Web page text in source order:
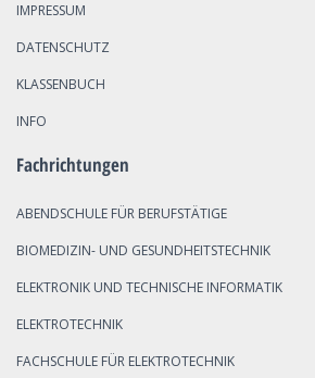
IMPRESSUM
DATENSCHUTZ
KLASSENBUCH
INFO
Fachrichtungen
ABENDSCHULE FÜR BERUFSTÄTIGE
BIOMEDIZIN- UND GESUNDHEITSTECHNIK
ELEKTRONIK UND TECHNISCHE INFORMATIK
ELEKTROTECHNIK
FACHSCHULE FÜR ELEKTROTECHNIK